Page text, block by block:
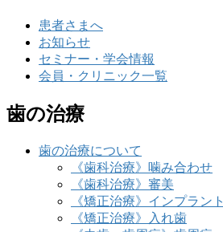
患者さまへ
お知らせ
セミナー・学会情報
会員・クリニック一覧
歯の治療
歯の治療について
《歯科治療》噛み合わせ
《歯科治療》審美
《矯正治療》インプラント
《矯正治療》入れ歯